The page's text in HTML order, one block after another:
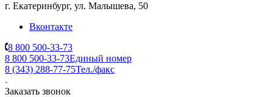
г. Екатеринбург, ул. Малышева, 50
Вконтакте
8 800 500-33-73
8 800 500-33-73Единый номер
8 (343) 288-77-75Тел./факс
Заказать звонок